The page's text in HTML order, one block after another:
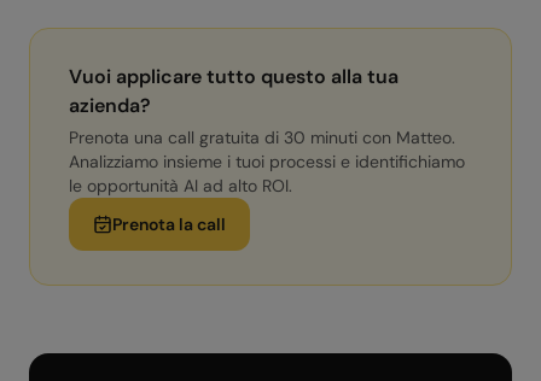
Vuoi applicare tutto questo alla tua
azienda?
Prenota una call gratuita di 30 minuti con Matteo.
Analizziamo insieme i tuoi processi e identifichiamo
le opportunità AI ad alto ROI.
Prenota la call